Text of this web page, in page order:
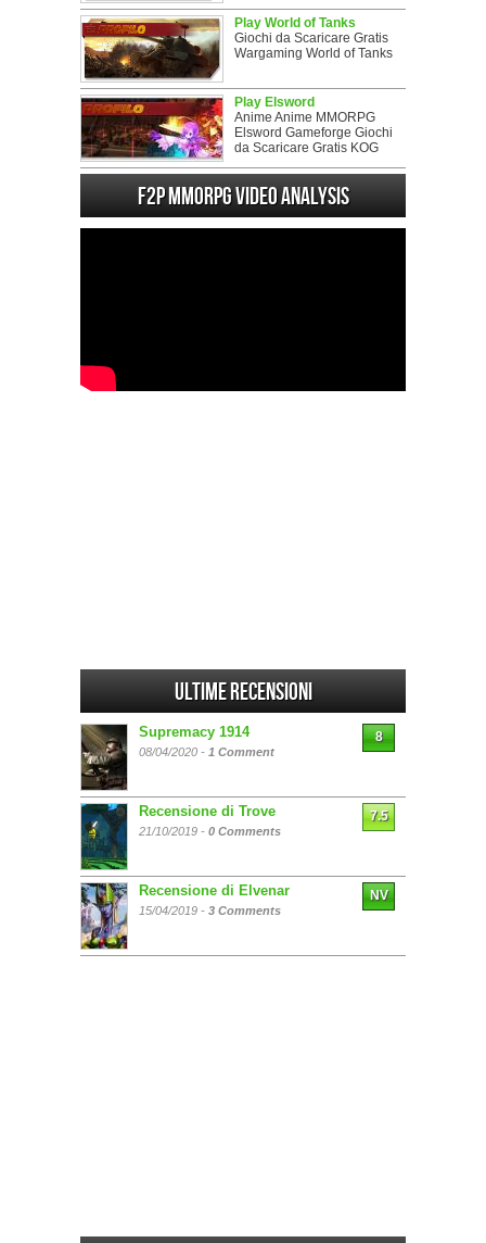
Play World of Tanks
Giochi da Scaricare Gratis
Wargaming World of Tanks
Play Elsword
Anime Anime MMORPG
Elsword Gameforge Giochi
da Scaricare Gratis KOG
F2P MMORPG Video analysis
Ultime Recensioni
Supremacy 1914
08/04/2020 - 1 Comment
8
Recensione di Trove
21/10/2019 - 0 Comments
7.5
Recensione di Elvenar
15/04/2019 - 3 Comments
NV